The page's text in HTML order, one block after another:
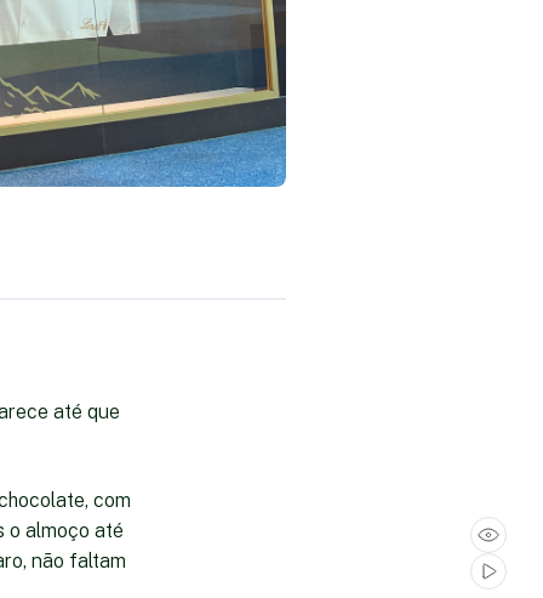
até que
com
o almoço até
não faltam